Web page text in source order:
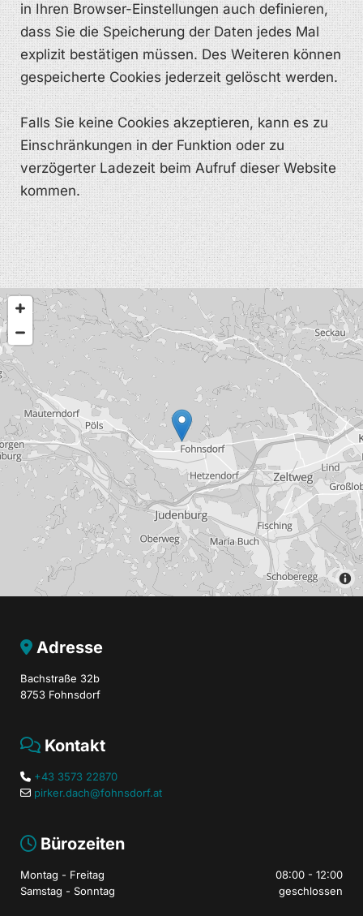
in Ihren Browser-Einstellungen auch definieren,
dass Sie die Speicherung der Daten jedes Mal
explizit bestätigen müssen. Des Weiteren können
gespeicherte Cookies jederzeit gelöscht werden.
Falls Sie keine Cookies akzeptieren, kann es zu
Einschränkungen in der Funktion oder zu
verzögerter Ladezeit beim Aufruf dieser Website
kommen.
 Adresse
Bachstraße 32b
8753 Fohnsdorf
 Kontakt
 +43 3573 22870
 pirker.dach@fohnsdorf.at
 Bürozeiten
Montag - Freitag
08:00 - 12:00
Samstag - Sonntag
geschlossen